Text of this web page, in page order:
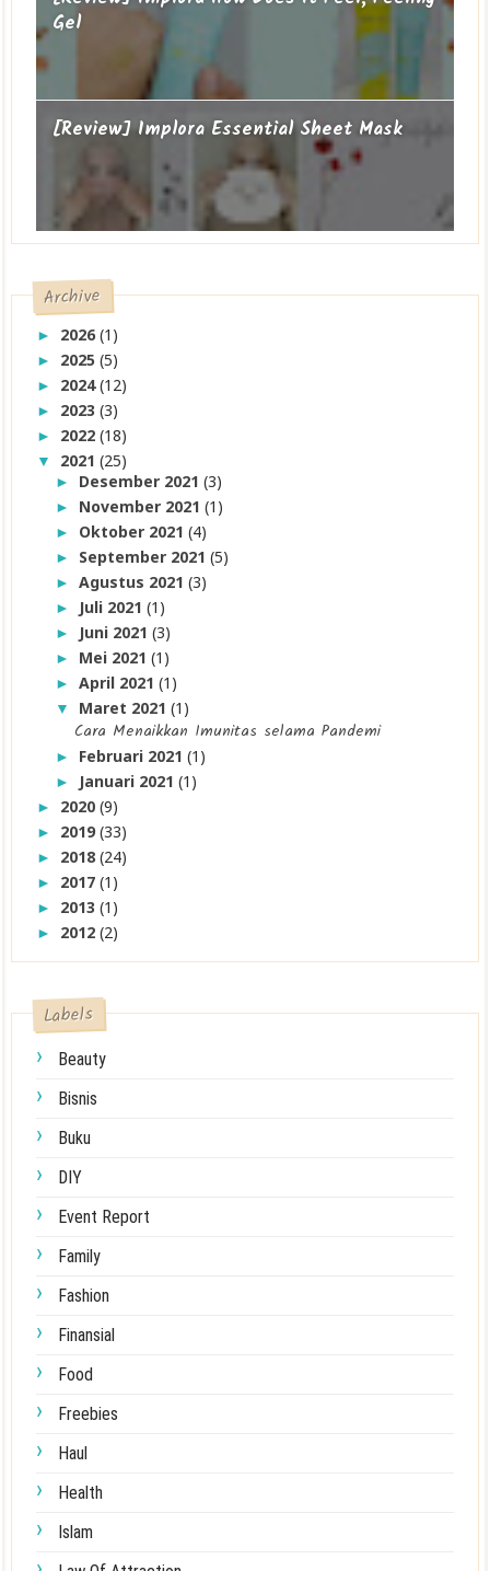
Gel
[Review] Implora Essential Sheet Mask
Archive
► 2026(1)
► 2025(5)
► 2024(12)
► 2023(3)
► 2022(18)
▼ 2021(25)
► Desember 2021(3)
► November 2021(1)
► Oktober 2021(4)
► September 2021(5)
►Agustus 2021(3)
► Juli 2021(1)
► Juni 2021(3)
► Mei 2021(1)
►April 2021(1)
▼ Maret 2021(1)
Cara Menaikkan Imunitas selama Pandemi
► Februari 2021(1)
► Januari 2021(1)
► 2020(9)
► 2019(33)
► 2018(24)
► 2017(1)
► 2013(1)
► 2012(2)
Labels
Beauty
Bisnis
Buku
DIY
Event Report
Family
Fashion
Finansial
Food
Freebies
Haul
Health
Islam